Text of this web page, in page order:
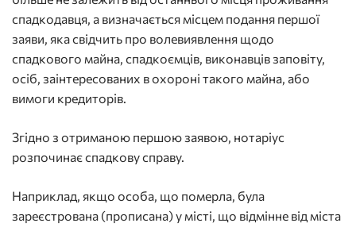
спадкодавця, а визначається місцем подання першої
заяви, яка свідчить про волевиявлення щодо
спадкового майна, спадкоємців, виконавців заповіту,
осіб, заінтересованих в охороні такого майна, або
вимоги кредиторів.
Згідно з отриманою першою заявою, нотаріус
розпочинає спадкову справу.
Наприклад, якщо особа, що померла, була
зареєстрована (прописана) у місті, що відмінне від міста